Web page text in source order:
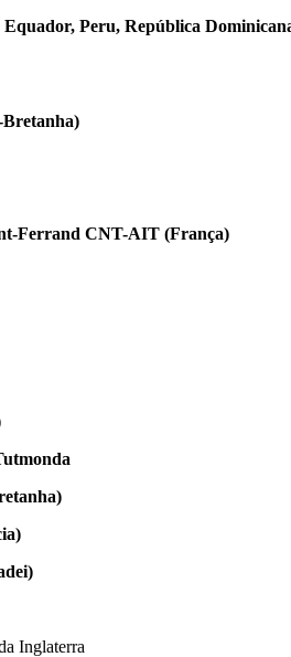
Equador, Peru, República
)
-Ferrand CNT-AIT (França)
)
)
)
Inglaterra